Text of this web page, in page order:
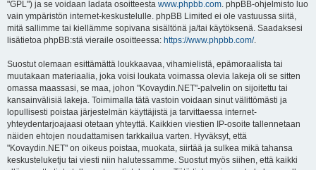
"GPL") ja se voidaan ladata osoitteesta www.phpbb.com. phpBB-ohjelmisto luo
vain ympäristön internet-keskustelulle. phpBB Limited ei ole vastuussa siitä,
mitä sallimme tai kiellämme sopivana sisältönä ja/tai käytöksenä. Saadaksesi
lisätietoa phpBB:stä vieraile osoitteessa: https://www.phpbb.com/.
Suostut olemaan esittämättä loukkaavaa, vihamielistä, epämoraalista tai
muutakaan materiaalia, joka voisi loukata voimassa olevia lakeja oli se sitten
omassa maassasi, se maa, johon "Kovaydin.NET"-palvelin on sijoitettu tai
kansainvälisiä lakeja. Toimimalla tätä vastoin voidaan sinut välittömästi ja
lopullisesti poistaa järjestelmän käyttäjistä ja tarvittaessa internet-
yhteydentarjoajaasi otetaan yhteyttä. Kaikkien viestien IP-osoite tallennetaan
näiden ehtojen noudattamisen tarkkailua varten. Hyväksyt, että
"Kovaydin.NET" on oikeus poistaa, muokata, siirtää ja sulkea mikä tahansa
keskusteluketju tai viesti niin halutessamme. Suostut myös siihen, että kaikki